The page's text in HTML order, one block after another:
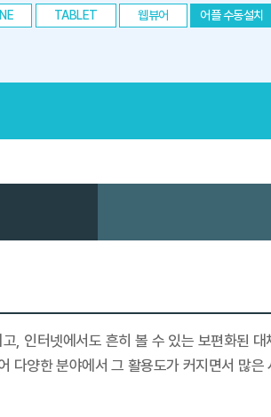
TABLET 웹뷰어 어플 수동설치
, 인터넷에서도 흔히 볼 수 있는 보편화된
다양한 분야에서 그 활용도가 커지면서 많